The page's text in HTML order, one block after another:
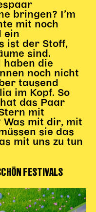
bringen? I’m
mit noch
ein
ist der Stoff,
sind.
haben die
noch nicht
tausend
im Kopf. So
das Paar
mit
Was mit dir, mit
sie das
mit uns zu tun
FESTIVALS